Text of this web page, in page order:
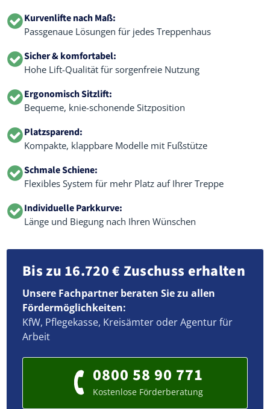
Kurvenlifte nach Maß:
Passgenaue Lösungen für jedes Treppenhaus
Sicher & komfortabel:
Hohe Lift-Qualität für sorgenfreie Nutzung
Ergonomisch Sitzlift:
Bequeme, knie-schonende Sitzposition
Platzsparend:
Kompakte, klappbare Modelle mit Fußstütze
Schmale Schiene:
Flexibles System für mehr Platz auf Ihrer Treppe
Individuelle Parkkurve:
Länge und Biegung nach Ihren Wünschen
Bis zu 16.720 € Zuschuss erhalten
Unsere Fachpartner beraten Sie zu allen
Fördermöglichkeiten:
KfW, Pflegekasse, Kreisämter oder Agentur für
Arbeit
0800 58 90 771
Kostenlose Förderberatung